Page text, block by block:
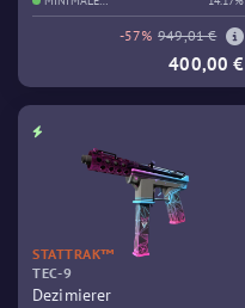
GEBRAUCHSSPUREN
-57% 949,01 €
400,00 €
STATTRAK™
TEC-9
Dezimierer